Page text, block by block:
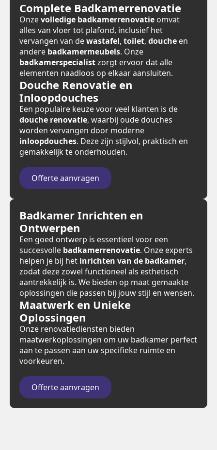
Complete Badkamerrenovatie
Onzevolledige badkamerrenovatie omvat
alles van vloer tot plafond, inclusief het
vervangen van dewastafel, toilet, douche en
andere badkamermeubels. Onze
badkamerspecialistzorgt ervoor dat alle
elementen naadloos op elkaar aansluiten.
Douche Renovatie en
Inloopdouches
Een populaire keuze voor veel klanten is de
douche renovatie, waarbij oude douches
worden vervangen door moderne
inloopdouches. Deze zijn stijlvol, praktisch en
gemakkelijk te onderhouden.
Offerte aanvragen
Badkamer Inrichten en
Ontwerpen
Een goed ontwerp is essentieel voor een
succesvolle badkamerrenovatie. Onze experts
helpen je bij het inrichten van de badkamer,
zodat deze zowel functioneel als esthetisch
aantrekkelijk is. We bieden op maat gemaakte
oplossingen die passen bij jouw stijl en wensen.
Maatwerk en Unieke
Oplossingen
Onze renovatiediensten bieden
maatwerkoplossingen om uw badkamer perfect
aan te passen aan uw specifieke ruimte en
voorkeuren.
Offerte aanvragen